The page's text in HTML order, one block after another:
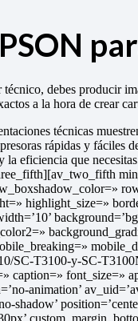
debes producir
a la hora de crear
técnicas
rápidas y fáciles
la eficiencia que
highlight_size=»
SC-T3100-y-SC-
caption=» font_size=»
animation’
shadow’